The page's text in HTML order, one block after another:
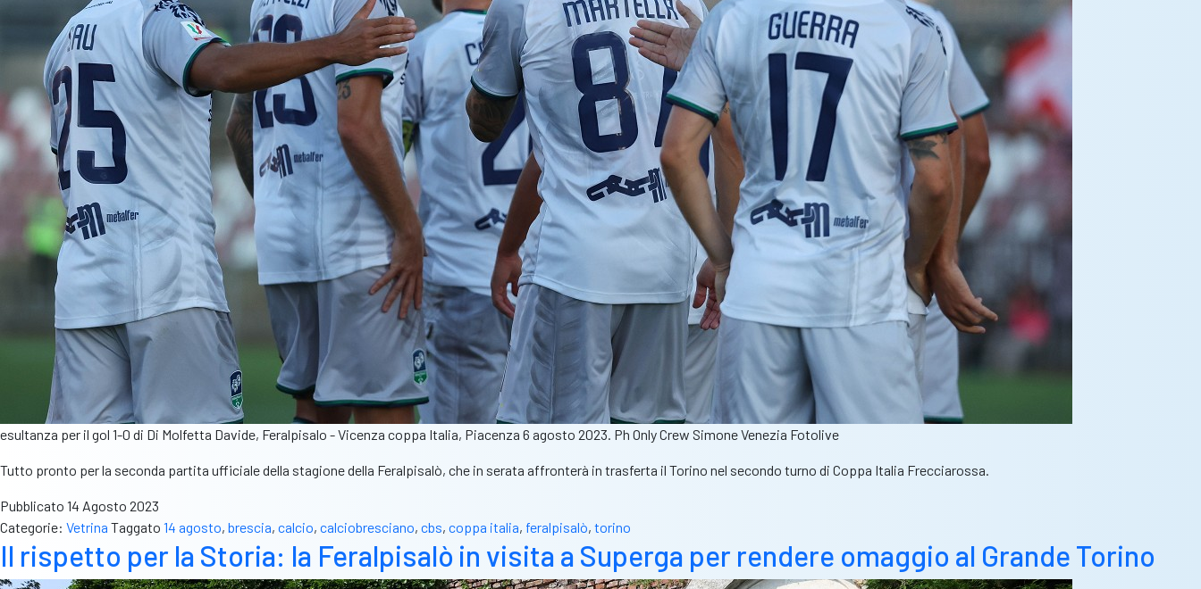
esultanza per il gol 1-0 di Di Molfetta Davide, Feralpisalo - Vicenza coppa Italia, Piacenza 6 agosto 2023. Ph Only Crew Simone Venezia Fotolive
Tutto pronto per la seconda partita ufficiale della stagione della Feralpisalò, che in serata affronterà in trasferta il Torino nel secondo turno di Coppa Italia Frecciarossa.
Pubblicato 14 Agosto 2023
Categorie: Vetrina Taggato 14 agosto, brescia, calcio, calciobresciano, cbs, coppa italia, feralpisalò, torino
Il rispetto per la Storia: la Feralpisalò in visita a Superga per rendere omaggio al Grande Torino